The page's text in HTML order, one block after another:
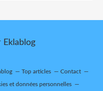
Eklablog
Top articles Contact
et données personnelles